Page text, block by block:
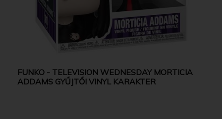
FUNKO - TELEVISION WEDNESDAY MORTICIA
ADDAMS GYŰJTŐI VINYL KARAKTER